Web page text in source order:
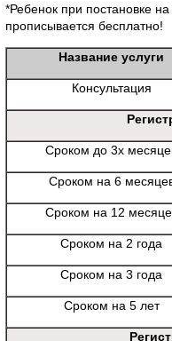
*Ребенок при постановке
прописывается бесплатно!
Название услуги
Консультация
Сроком до 3х
Сроком на 6
Сроком на 12
Сроком на 2 года
Сроком на 3 года
Сроком на 5 лет